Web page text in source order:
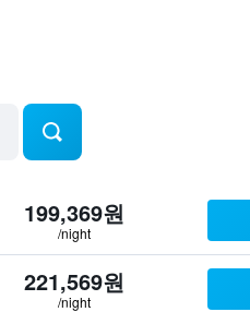
199,369원
/night
221,569원
/night